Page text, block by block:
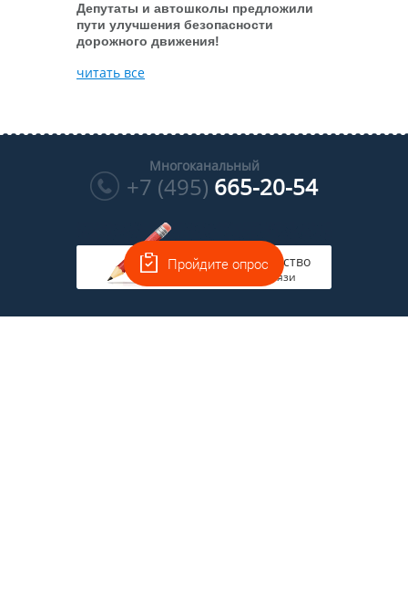
Депутаты и автошколы предложили
пути улучшения безопасности
дорожного движения!
читать все
Многоканальный
+7 (495) 665-20-54
Руководство
на связи
Пройдите опрос